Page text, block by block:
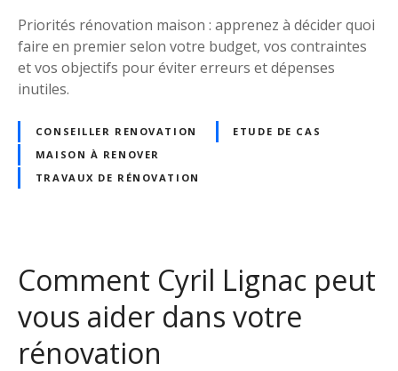
n
t
p
d
u
?
Priorités rénovation maison : apprenez à décider quoi
faire en premier selon votre budget, vos contraintes
et vos objectifs pour éviter erreurs et dépenses
inutiles.
CONSEILLER RENOVATION
ETUDE DE CAS
MAISON À RENOVER
TRAVAUX DE RÉNOVATION
Comment Cyril Lignac peut
vous aider dans votre
rénovation